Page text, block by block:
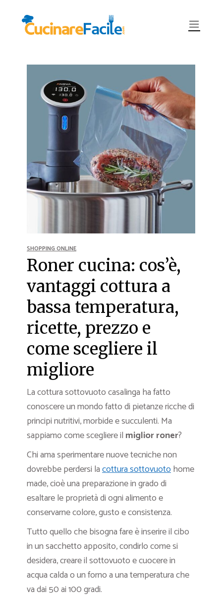
SHOPPING ONLINE
Roner cucina: cos’è,
vantaggi cottura a
bassa temperatura,
ricette, prezzo e
come scegliere il
migliore
La cottura sottovuoto casalinga ha fatto
conoscere un mondo fatto di pietanze ricche di
principi nutritivi, morbide e succulenti. Ma
sappiamo come scegliere il miglior roner?
Chi ama sperimentare nuove tecniche non
dovrebbe perdersi lacottura sottovuotohome
made, cioè una preparazione in grado di
esaltare le proprietà di ogni alimento e
conservarne colore, gusto e consistenza.
Tutto quello che bisogna fare è inserire il cibo
in un sacchetto apposito, condirlo come si
desidera, creare il sottovuoto e cuocere in
acqua calda o un forno a una temperatura che
va dai 50 ai 100 gradi.